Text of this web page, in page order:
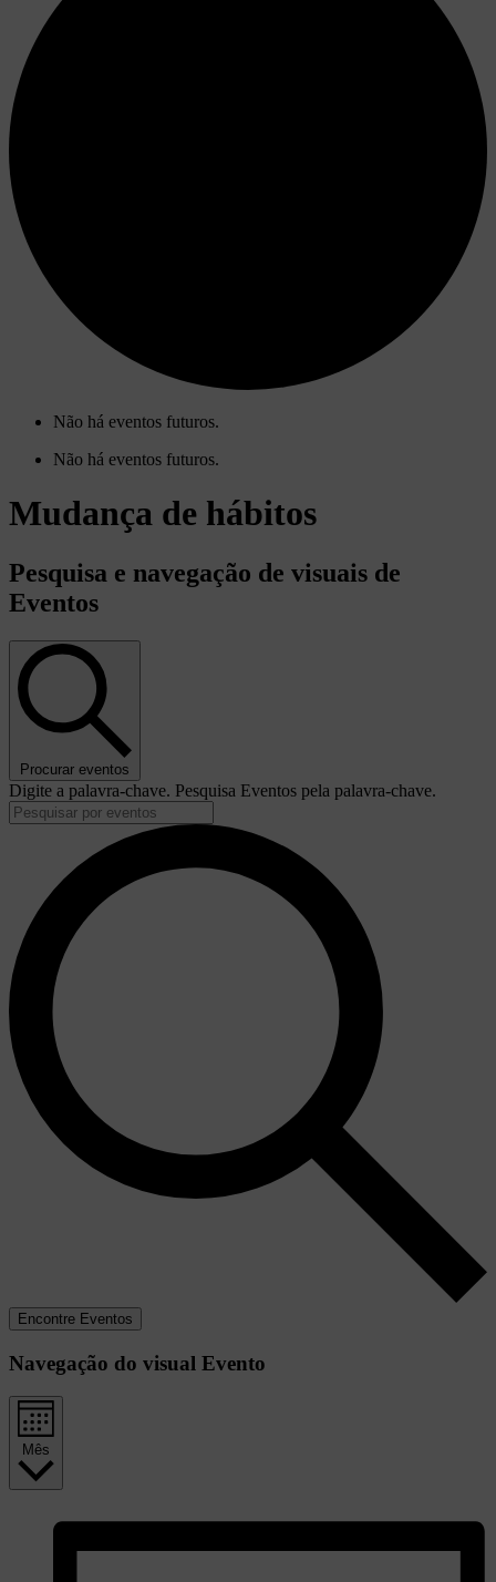
Não há eventos futuros.
Não há eventos futuros.
Mudança de hábitos
Pesquisa e navegação de visuais de
Eventos
Procurar eventos
Digite a palavra-chave. Pesquisa Eventos pela palavra-chave.
Encontre Eventos
Navegação do visual Evento
Mês